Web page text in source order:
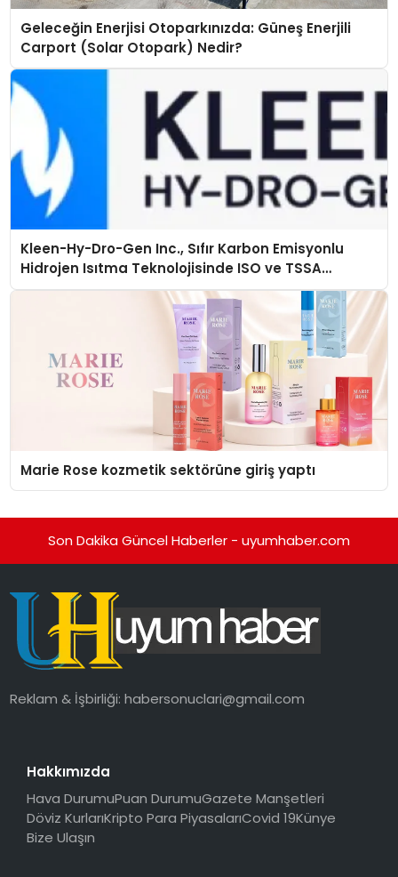
Geleceğin Enerjisi Otoparkınızda: Güneş Enerjili
Carport (Solar Otopark) Nedir?
Kleen-Hy-Dro-Gen Inc., Sıfır Karbon Emisyonlu
Hidrojen Isıtma Teknolojisinde ISO ve TSSA
Düzenleyici Onaylarını Aldı
Marie Rose kozmetik sektörüne giriş yaptı
Son Dakika Güncel Haberler - uyumhaber.com
Reklam & İşbirliği:habersonuclari@gmail.com
Hakkımızda
Hava DurumuPuan DurumuGazete Manşetleri
Döviz KurlarıKripto Para PiyasalarıCovid 19Künye
Bize Ulaşın